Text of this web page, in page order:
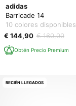
adidas
Barricade 14
10 colores disponibles
€ 144,90 € 160,00
Obtén Precio Premium
RECIÉN LLEGADOS